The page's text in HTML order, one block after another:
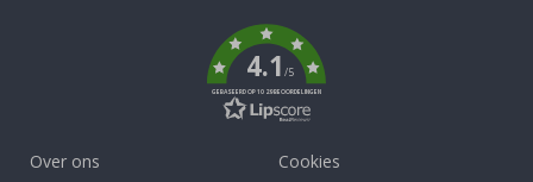
4.1/5
GEBASEERD OP 1029 BEOORDELINGEN
Over ons
Cookies